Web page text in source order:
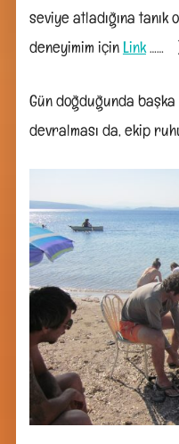
seviye atladığına tanık
deneyimim içinLink……
Gün doğduğunda
devralması da, ekip